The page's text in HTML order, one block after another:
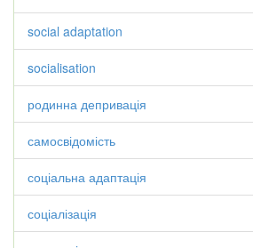
social adaptation
socialisation
родинна депривація
самосвідомість
соціальна адаптація
соціалізація